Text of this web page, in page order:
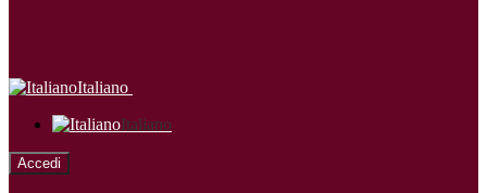
Italiano
Italiano
Accedi